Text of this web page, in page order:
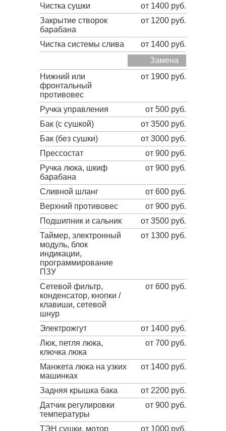
Чистка сушки
от 1400 руб.
Закрытие створок
барабана
от 1200 руб.
Чистка системы слива
от 1400 руб.
Замена
Нижний или
фронтальный
противовес
от 1900 руб.
Ручка управления
от 500 руб.
Бак (с сушкой)
от 3500 руб.
Бак (без сушки)
от 3000 руб.
Прессостат
от 900 руб.
Ручка люка, шкиф
барабана
от 900 руб.
Сливной шланг
от 600 руб.
Верхний противовес
от 900 руб.
Подшипник и сальник
от 3500 руб.
Таймер, электронный
модуль, блок
индикации,
программирование
ПЗУ
от 1300 руб.
Сетевой фильтр,
конденсатор, кнопки /
клавиши, сетевой
шнур
от 600 руб.
Электрожгут
от 1400 руб.
Люк, петля люка,
ключка люка
от 700 руб.
Манжета люка на узких
машинках
от 1400 руб.
Задняя крышка бака
от 2200 руб.
Датчик регулировки
температуры
от 900 руб.
ТЭН сушки, мотор от 1000 руб.